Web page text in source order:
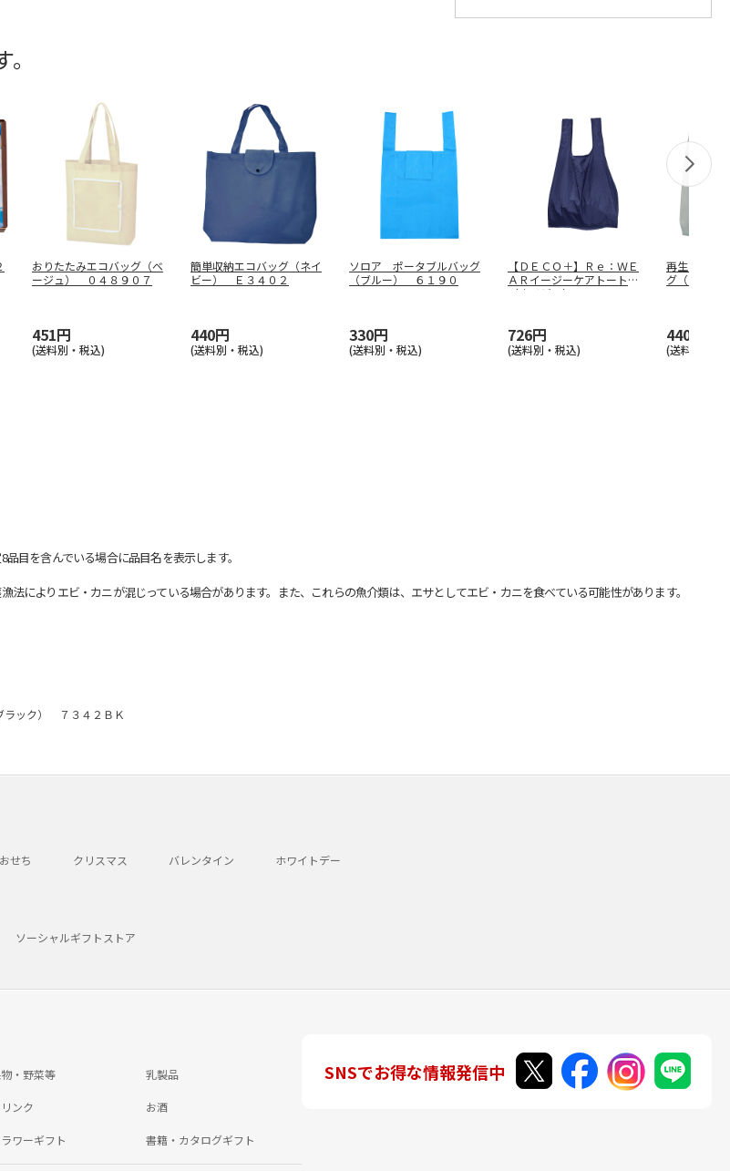
おりたたみエコバッグ（ベ
ージュ） ０４８９０７
451円
(送料別・税込)
簡単収納エコバッグ（ネイ
ビー） Ｅ３４０２
440円
(送料別・税込)
ソロア ポータブルバッグ
（ブルー） ６１９０
330円
(送料別・税込)
【ＤＥＣＯ＋】Ｒｅ：ＷＥ
ＡＲイージーケアトート
（ネイビー）
726円
(送料別・税込)
再生ＰＥＴ
グ（グレー
440円
(送料別・税
目を含んでいる場合に品目名を表示します。
によりエビ・カニが混じっている場合があります。また、これらの魚介類は、エサとしてエビ・カニを食べている可能性があります。
ラック） ７３４２ＢＫ
おせち クリスマス バレンタイン ホワイトデー
ソーシャルギフトストア
・野菜等 乳製品
リンク お酒
ワーギフト 書籍・カタログギフト
SNSでお得な情報発信中